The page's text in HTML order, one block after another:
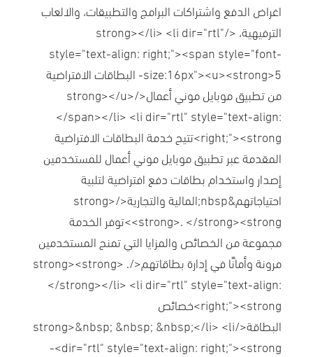
اغراض الدفع واشتراكات البرامج والتطبيقات، والالعاب
الترفيهية، </strong></li> <li dir="rtl"
style="text-align: right;"><span style="font-
size:16px"><u><strong>5- البطاقات الافتراضية
من تطبيق موبايل موني أعمال</strong></u>
</span></li> <li dir="rtl" style="text-align:
right;"><strong>تتيح خدمة البطاقات الافتراضية
المقدمة عبر تطبيق موبايل موني أعمال للمستخدمين
إصدار واستخدام بطاقات دفع افتراضية لتلبية
احتياجاتهم&nbsp;المالية والتجارية</strong>
<strong>. </strong><strong>توفر الخدمة
مجموعة من الخصائص والمزايا التي تمنح المستخدمين
مرونة وأمانًا في إدارة بطاقاتهم</strong><strong> .
</strong></li> <li dir="rtl" style="text-align:
right;"><strong>خصائص
البطاقة</strong>&nbsp; &nbsp; &nbsp;</li> <li
dir="rtl" style="text-align: right;"><strong>-